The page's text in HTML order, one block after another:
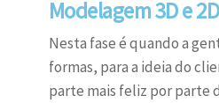
Modelagem 3D e 2D
Nesta fase é quando a
formas, para a ideia do
parte mais feliz por parte